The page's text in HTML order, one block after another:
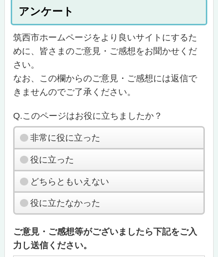
アンケート
筑西市ホームページをより良いサイトにするた
めに、皆さまのご意見・ご感想をお聞かせくだ
さい。
なお、この欄からのご意見・ご感想には返信で
きませんのでご了承ください。
Q.このページはお役に立ちましたか？
非常に役に立った
役に立った
どちらともいえない
役に立たなかった
ご意見・ご感想等がございましたら下記をご入
力し送信ください。